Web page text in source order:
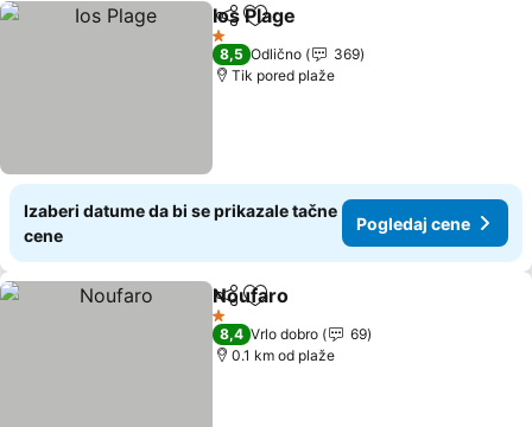
Deli Dodati u favorite
Ios Plage
1 Zvezdice
8,5 Odlično
369
Tik pored plaže
Izaberi datume da bi se prikazale tačne
cene
Pogledaj cene
Deli Dodati u favorite
Noufaro
1 Zvezdice
8,4 Vrlo dobro
69
0.1 km od plaže